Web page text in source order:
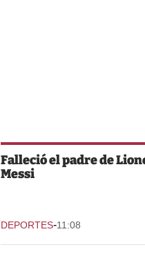
Falleció el padre de
Messi
DEPORTES-11:08